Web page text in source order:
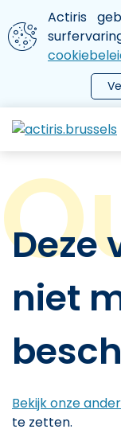
Aller au contenu
We gebruiken
Actiris
le menu
Deze
niet
Bekijk onze
te zetten.